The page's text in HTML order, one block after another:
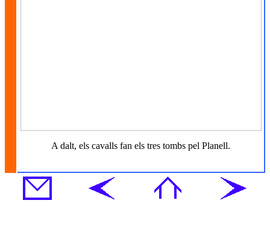
A dalt, els cavalls fan els tres tombs pel Planell.